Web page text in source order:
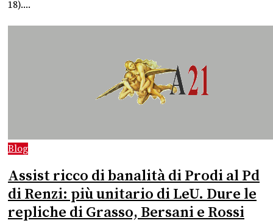
18)....
Blog
Assist ricco di banalità di Prodi al Pd
di Renzi: più unitario di LeU. Dure le
repliche di Grasso, Bersani e Rossi